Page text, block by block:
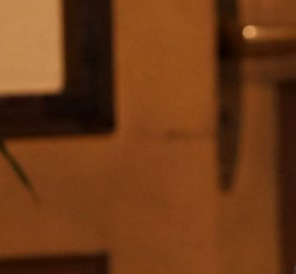
Braig spricht das Kalte Herz